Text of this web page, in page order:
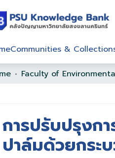
Communities &
การปรับปรุงก
ปาล์มด้วยกระ